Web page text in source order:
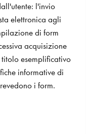
: l'invio
elettronica agli
di form
acquisizione
esemplificativo
informative di
i form.